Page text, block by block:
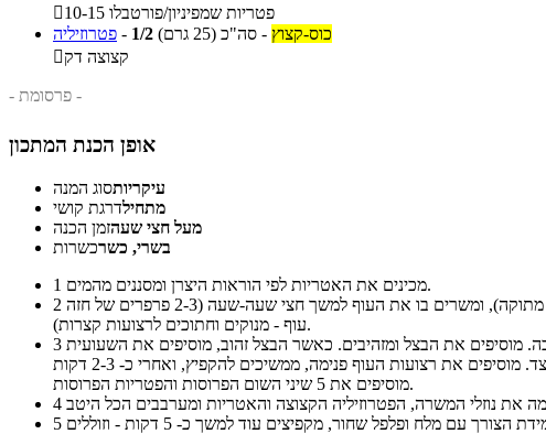

10-15 פטריות שמפיניון/פורטבלו
פטרוזיליה - 1/2 כוס-קצוץ - סה"כ (25 גרם)
קצוצה דק
- פרסומת -
אופן הכנת המתכון
עיקריותסוג המנה
מתחילדרגת קושי
מעל חצי שעהזמן הכנה
בשרי, כשרכשרות
1
מכינים את האטריות לפי הוראות היצרן ומסננים מהמים.
2
עוף - מנוקים וחתוכים לרצועות קצרות).
3
וממשיכים להקפיץ למשך כמה דקות על אש נמוכה. מוסיפים את הגזר. מוציאים את רצועות העוף מהמשרה, ושומרים את נוזלי המשרה בצד. מוסיפים את רצועות העוף פנימה, ממשיכים להקפיץ, ואחרי כ- 2-3 דקות
מוסיפים את 5 שיני השום הפרוסות והפטריות הפרוסות.
4
5